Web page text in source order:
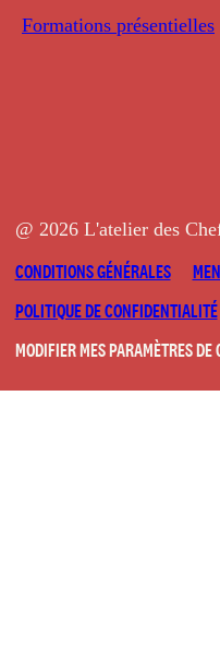
Formations présentielles
@ 2026 L'atelier des
CONDITIONS GÉNÉRALES
POLITIQUE DE CONFIDENTIALITÉ
MODIFIER MES PARAMÈTRES